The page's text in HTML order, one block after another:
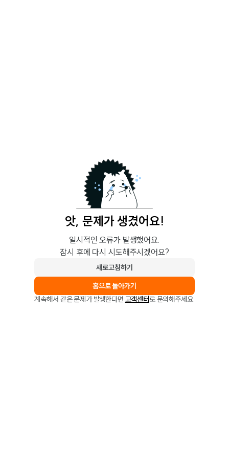
앗, 문제가 생겼어요!
일시적인 오류가 발생했어요.
잠시 후에 다시 시도해주시겠어요?
새로고침하기
홈으로 돌아가기
계속해서 같은 문제가 발생한다면 고객센터로 문의해주세요.